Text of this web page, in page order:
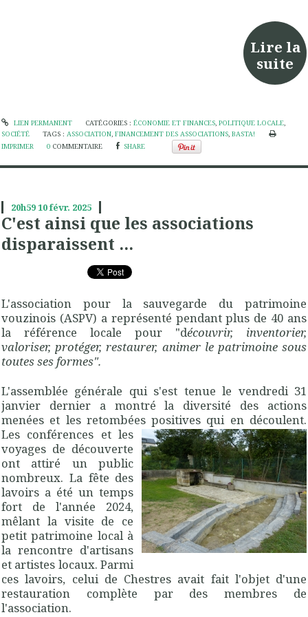
Lire la
suite
LIEN PERMANENT CATÉGORIES : ÉCONOMIE ET FINANCES, POLITIQUE LOCALE,
SOCIÉTÉ
TAGS :ASSOCIATION,FINANCEMENT DES ASSOCIATIONS,BASTA!
IMPRIMER
0 COMMENTAIRE SHARE
20h5910févr. 2025
C'est ainsi que les associations
disparaissent ...
L'association pour la sauvegarde du patrimoine
vouzinois (ASPV) a représenté pendant plus de 40 ans
la référence locale pour "découvrir, inventorier,
valoriser, protéger, res­taurer, animer le patrimoine sous
toutes ses formes".
L'assemblée générale qui s'est tenue le vendredi 31
janvier dernier a montré la diversité des actions
menées et les retombéespositives qui en découlent.
Les conférences et les
voyages de découverte
ont attiré un public
nombreux. La fête des
lavoirs a été un temps
fort de l'année 2024,
mêlant la visite de ce
petit patrimoine local à
la rencontre d'artisans
et artistes locaux. Parmi
ces lavoirs, celui de Chestres avait fait l'objet d'une
restauration complète par des membres de
l'association.